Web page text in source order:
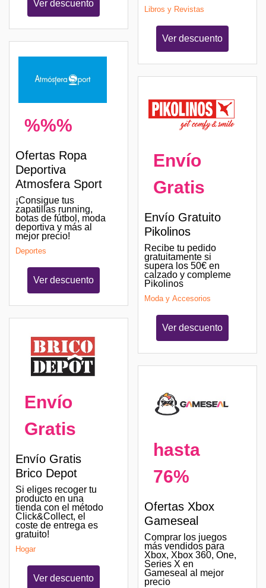
Ver descuento
%%%
Ofertas Ropa
Deportiva
Atmosfera Sport
¡Consigue tus
zapatillas running,
botas de fútbol, moda
deportiva y más al
mejor precio!
Deportes
Ver descuento
Envío
Gratis
Envío Gratis
Brico Depot
Si eliges recoger tu
producto en una
tienda con el método
Click&Collect, el
coste de entrega es
gratuito!
Hogar
Ver descuento
Libros y Revistas
Ver descuento
Envío
Gratis
Envío Gratuito
Pikolinos
Recibe tu pedido
gratuitamente si
supera los 50€ en
calzado y compleme
Pikolinos
Moda y Accesorios
Ver descuento
hasta
76%
Ofertas Xbox
Gameseal
Comprar los juegos
más vendidos para
Xbox, Xbox 360, One,
Series X en
Gameseal al mejor
precio